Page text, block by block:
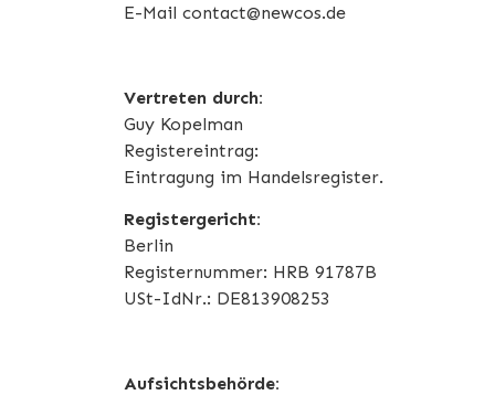
E-Mail contact@newcos.de
Vertreten durch:
Guy Kopelman
Registereintrag:
Eintragung im Handelsregister.
Registergericht:
Berlin
Registernummer: HRB 91787B
USt-IdNr.: DE813908253
Aufsichtsbehörde: